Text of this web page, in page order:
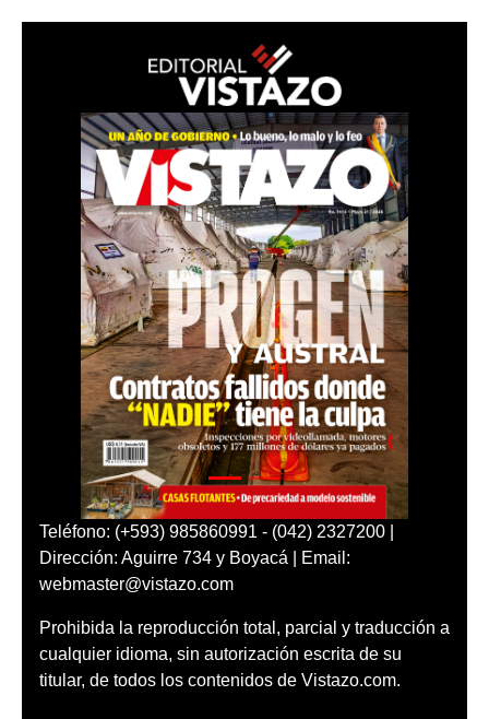
Teléfono: (+593) 985860991 - (042) 2327200 |
Dirección: Aguirre 734 y Boyacá | Email:
webmaster@vistazo.com
Prohibida la reproducción total, parcial y traducción a
cualquier idioma, sin autorización escrita de su
titular, de todos los contenidos de Vistazo.com.